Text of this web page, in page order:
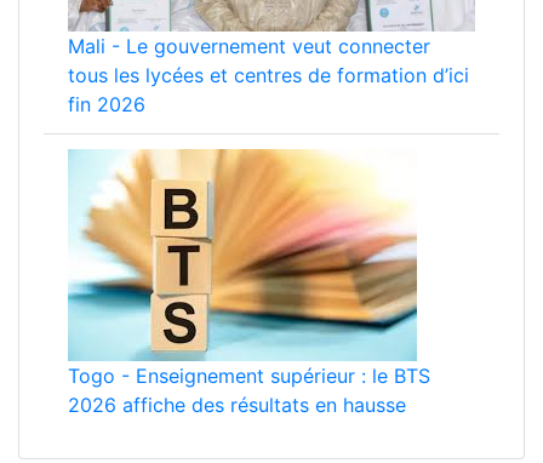
Mali - Le gouvernement veut connecter
tous les lycées et centres de formation d’ici
fin 2026
Togo - Enseignement supérieur : le BTS
2026 affiche des résultats en hausse